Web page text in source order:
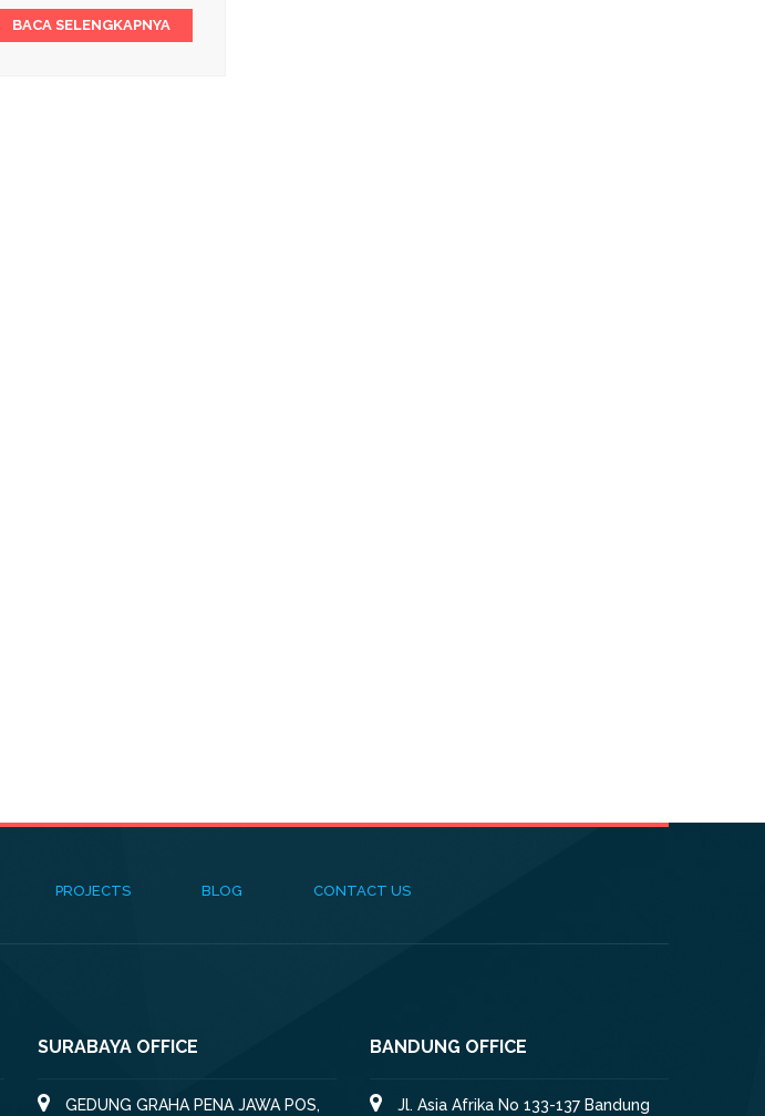
BACA SELENGKAPNYA
PROJECTS BLOG CONTACT US
SURABAYA OFFICE
GEDUNG GRAHA PENA JAWA POS,
BANDUNG OFFICE
Jl. Asia Afrika No 133-137 Bandung